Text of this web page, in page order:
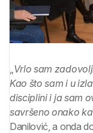
Vrlo sam
Kao što sam i u
disciplini i ja sam
savršeno onako
Danilović, a onda